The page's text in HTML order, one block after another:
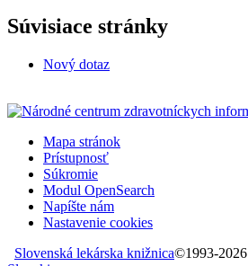
Súvisiace stránky
Nový dotaz
Mapa stránok
Prístupnosť
Súkromie
Modul OpenSearch
Napíšte nám
Nastavenie cookies
Slovenská lekárska knižnica©1993-2026